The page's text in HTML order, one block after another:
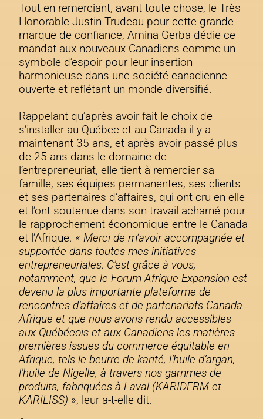
Tout en remerciant, avant toute chose, le Très
Honorable Justin Trudeau pour cette grande
marque de confiance, Amina Gerba dédie ce
mandat aux nouveaux Canadiens comme un
symbole d’espoir pour leur insertion
harmonieuse dans une société canadienne
ouverte et reflétant un monde diversifié.
Rappelant qu’après avoir fait le choix de
s’installer au Québec et au Canada il y a
maintenant 35 ans, et après avoir passé plus
de 25 ans dans le domaine de
l’entrepreneuriat, elle tient à remercier sa
famille, ses équipes permanentes, ses clients
et ses partenaires d’affaires, qui ont cru en elle
et l’ont soutenue dans son travail acharné pour
le rapprochement économique entre le Canada
et l’Afrique. « Merci de m’avoir accompagnée et
supportée dans toutes mes initiatives
entrepreneuriales. C’est grâce à vous,
notamment, que le Forum Afrique Expansion est
devenu la plus importante plateforme de
rencontres d’affaires et de partenariats Canada-
Afrique et que nous avons rendu accessibles
aux Québécois et aux Canadiens les matières
premières issues du commerce équitable en
Afrique, tels le beurre de karité, l’huile d’argan,
l’huile de Nigelle, à travers nos gammes de
produits, fabriquées à Laval (KARIDERM et
KARILISS) », leur a-t-elle dit.